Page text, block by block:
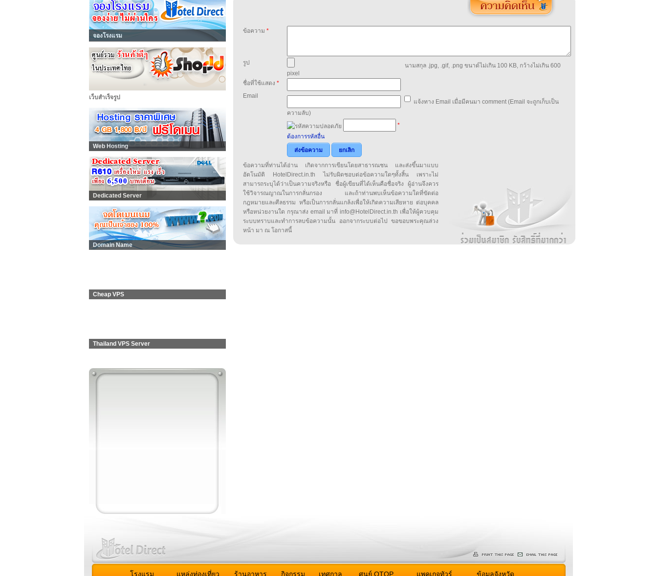
จองโรงแรม
เว็บสำเร็จรูป
Web Hosting
Dedicated Server
Domain Name
Cheap VPS
Thailand VPS Server
ข้อความ *
รูป
นามสกุล .jpg, .gif, .png ขนาด์ไม่เกิน 100 KB, กว้างไม่เกิน 600
pixel
ชื่อที่ใช้แสดง *
Email
แจ้งทาง Email เมื่อมีคนมา comment (Email จะถูกเก็บเป็น
ความลับ)
*
ต้องการรหัสอื่น
ส่งข้อความ
ยกเลิก
ข้อความที่ท่านได้อ่าน เกิดจากการเขียนโดยสาธารณชน และส่งขึ้นมาแบบ
อัตโนมัติ HotelDirect.in.th ไม่รับผิดชอบต่อข้อความใดๆทั้งสิ้น เพราะไม่
สามารถระบุได้ว่าเป็นความจริงหรือ ชื่อผู้เขียนที่ได้เห็นคือชื่อจริง ผู้อ่านจึงควร
ใช้วิจารณญาณในการกลั่นกรอง และถ้าท่านพบเห็นข้อความใดที่ขัดต่อ
กฎหมายและศีลธรรม หรือเป็นการกลั่นแกล้งเพื่อให้เกิดความเสียหาย ต่อบุคคล
หรือหน่วยงานใด กรุณาส่ง email มาที่ info@HotelDirect.in.th เพื่อให้ผู้ควบคุม
ระบบทราบและทำการลบข้อความนั้น ออกจากระบบต่อไป ขอขอบพระคุณล่วง
หน้า มา ณ โอกาสนี้
โรงแรม แหล่งท่องเที่ยว ร้านอาหาร กิจกรรม เทศกาล ศูนย์ OTOP แพคเกจทัวร์ ข้อมูลจังหวัด